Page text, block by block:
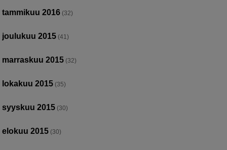
tammikuu 2016 (32)
joulukuu 2015 (41)
marraskuu 2015 (32)
lokakuu 2015 (35)
syyskuu 2015 (30)
elokuu 2015 (30)